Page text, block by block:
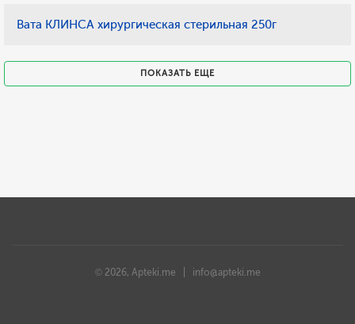
Вата КЛИНСА хирургическая стерильная 250г
ПОКАЗАТЬ ЕЩЕ
© 2026, Apteki.me | info@apteki.me